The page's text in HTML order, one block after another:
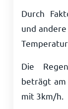
Durch
und
Die
beträgt
mit 3km/h